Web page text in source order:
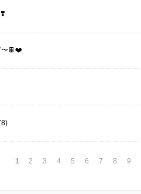
〜🍫❤️
1 2 3 4 5 6 7 8 9